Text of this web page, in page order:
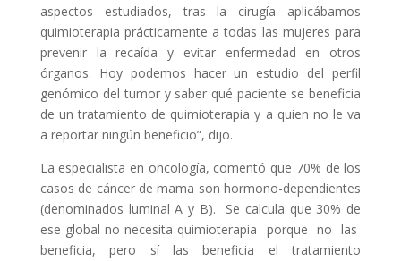
aspectos estudiados, tras la cirugía aplicábamos
quimioterapia prácticamente a todas las mujeres para
prevenir la recaída y evitar enfermedad en otros
órganos. Hoy podemos hacer un estudio del perfil
genómico del tumor y saber qué paciente se beneficia
de un tratamiento de quimioterapia y a quien no le va
a reportar ningún beneficio”, dijo.
La especialista en oncología, comentó que 70% de los
casos de cáncer de mama son hormono-dependientes
(denominados luminal A y B). Se calcula que 30% de
ese global no necesita quimioterapia porque no las
beneficia, pero sí las beneficia el tratamiento